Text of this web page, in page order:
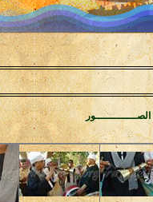
الصـــــــــــــور